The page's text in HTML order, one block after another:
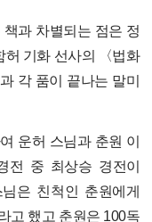
과 차별되는 점은 정
허 기화 선사의 〈법화
각 품이 끝나는 말미
운허 스님과 춘원 이
전 중 최상승 경전이
은 친척인 춘원에게
고 했고 춘원은 100독